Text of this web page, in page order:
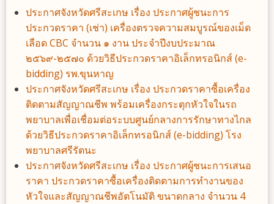
ประกาศจังหวัดศรีสะเกษ เรื่อง ประกาศผู้ชนะการ
ประกวดราคา (เช่า) เครื่องตรวจความสมบูรณ์ของเม็ด
เลือด CBC จำนวน ๑ งาน ประจำปีงบประมาณ
๒๕๖๙-๒๕๗๐ ด้วยวิธีประกวดราคาอิเล็กทรอนิกส์ (e-
bidding) รพ.ขุนหาญ
ประกาศจังหวัดศรีสะเกษ เรื่อง ประกวดราคาซื้อเครื่อง
ติดตามสัญญาณชีพ พร้อมเครื่องกระตุกหัวใจในรถ
พยาบาลเพื่อเชื่อมต่อระบบศูนย์กลางการรักษาทางไกล
ด้วยวิธีประกวดราคาอิเล็กทรอนิกส์ (e-bidding) โรง
พยาบาลศรีรัตนะ
ประกาศจังหวัดศรีสะเกษ เรื่อง ประกาศผู้ชนะการเสนอ
ราคา ประกวดราคาซื้อเครื่องติดตามการทำงานของ
หัวใจและสัญญาณชีพอัตโนมัติ ขนาดกลาง จำนวน 4